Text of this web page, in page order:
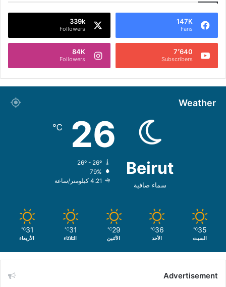
147K
Fans
339k
Followers
7٬640
Subscribers
84K
Followers
Weather
Beirut
سماء صافية
26
℃
79%
4.21 كيلومتر/ساعة
35
℃
السبت
36
℃
الأحد
29
℃
الأثنين
31
℃
الثلاثاء
31
℃
الأربعاء
Advertisement